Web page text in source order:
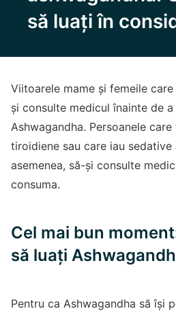
să luați în
Viitoarele mame și femeile
și consulte medicul înainte de
Ashwagandha. Persoanele
tiroidiene sau care iau
asemenea, să-și consulte
consuma.
Cel mai bun
să luați
Pentru ca Ashwagandha să își